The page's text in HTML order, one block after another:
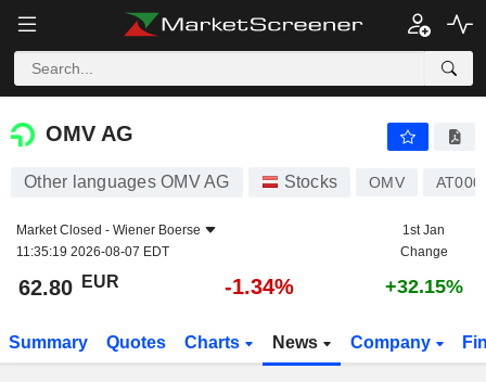
OMV AG
OMV AG
Other languages OMV AG Stocks OMV
Market Closed - Wiener Boerse
11:35:19 2026-08-07 EDT
1st Jan
Change
62.80 EUR -1.34% +32.15%
Summary Quotes Charts News Company